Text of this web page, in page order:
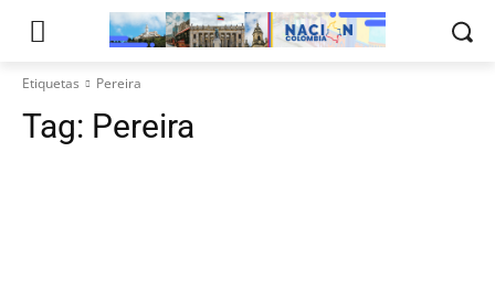
Etiquetas Pereira
Tag: Pereira